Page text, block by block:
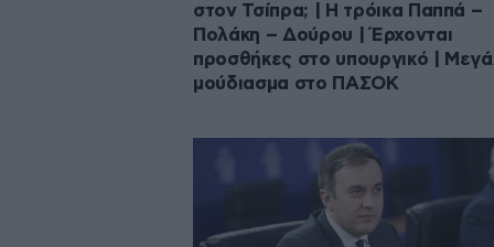
στον Τσίπρα; | Η τρόικα Παππά –
Πολάκη – Δούρου | Έρχονται
προσθήκες στο υπουργικό |
μούδιασμα στο ΠΑΣΟΚ